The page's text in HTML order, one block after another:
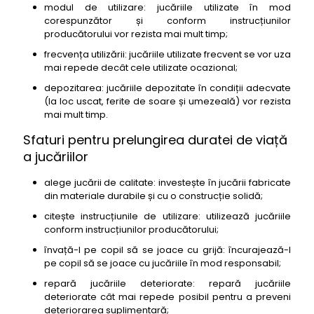
modul de utilizare: jucăriile utilizate în mod
corespunzător și conform instrucțiunilor
producătorului vor rezista mai mult timp;
frecvența utilizării: jucăriile utilizate frecvent se vor uza
mai repede decât cele utilizate ocazional;
depozitarea: jucăriile depozitate în condiții adecvate
(la loc uscat, ferite de soare și umezeală) vor rezista
mai mult timp.
Sfaturi pentru prelungirea duratei de viață
a jucăriilor
alege jucării de calitate: investește în jucării fabricate
din materiale durabile și cu o construcție solidă;
citește instrucțiunile de utilizare: utilizează jucăriile
conform instrucțiunilor producătorului;
învață-l pe copil să se joace cu grijă: încurajează-l
pe copil să se joace cu jucăriile în mod responsabil;
repară jucăriile deteriorate: repară jucăriile
deteriorate cât mai repede posibil pentru a preveni
deteriorarea suplimentară;